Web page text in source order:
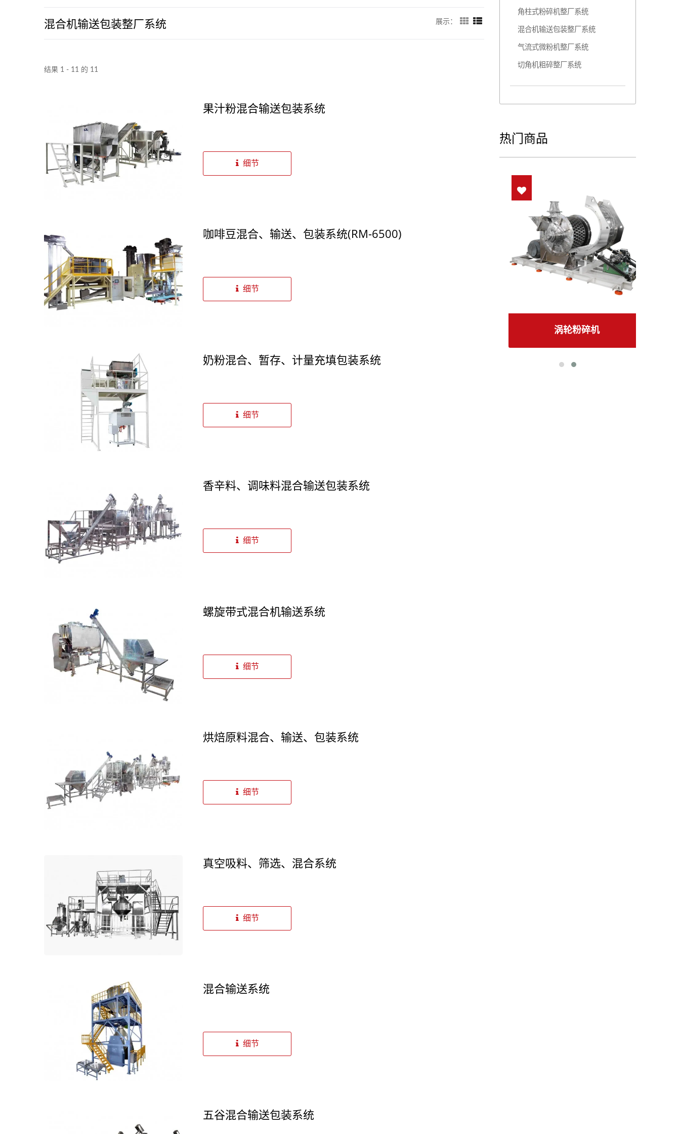
混合机输送包装整厂系统 展示：
结果 1 - 11 的 11
果汁粉混合输送包装系统
细节
咖啡豆混合、输送、包装系统(RM-6500)
细节
奶粉混合、暂存、计量充填包装系统
细节
香辛料、调味料混合输送包装系统
细节
螺旋带式混合机输送系统
细节
烘焙原料混合、输送、包装系统
细节
真空吸料、筛选、混合系统
细节
混合输送系统
细节
五谷混合输送包装系统
角柱式粉碎机整厂系统
混合机输送包装整厂系统
气流式微粉机整厂系统
切角机粗碎整厂系统
热门商品
涡轮粉碎机